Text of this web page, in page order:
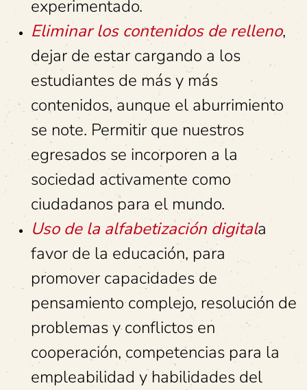
experimentado.
Eliminar los contenidos de relleno,
dejar de estar cargando a los
estudiantes de más y más
contenidos, aunque el aburrimiento
se note. Permitir que nuestros
egresados se incorporen a la
sociedad activamente como
ciudadanos para el mundo.
Uso de la alfabetización digitala
favor de la educación, para
promover capacidades de
pensamiento complejo, resolución de
problemas y conflictos en
cooperación, competencias para la
empleabilidad y habilidades del